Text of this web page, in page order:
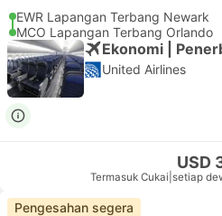
EWR Lapangan Terbang Newark
MCO Lapangan Terbang Orlando
Ekonomi |
United Airlines
USD
Termasuk Cukai setiap
Pengesahan segera